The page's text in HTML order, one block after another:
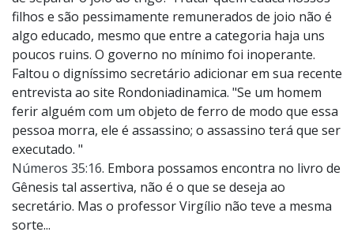
filhos e são pessimamente remunerados de joio não é
algo educado, mesmo que entre a categoria haja uns
poucos ruins. O governo no mínimo foi inoperante.
Faltou o digníssimo secretário adicionar em sua recente
entrevista ao site Rondoniadinamica. "Se um homem
ferir alguém com um objeto de ferro de modo que essa
pessoa morra, ele é assassino; o assassino terá que ser
executado. "
Números 35:16. Embora possamos encontra no livro de
Gênesis tal assertiva, não é o que se deseja ao
secretário. Mas o professor Virgílio não teve a mesma
sorte...